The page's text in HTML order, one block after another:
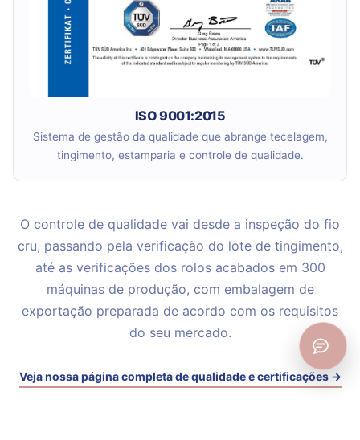
ISO 9001:2015
Sistema de gestão da qualidade que abrange tecelagem,
tingimento, estamparia e controle de qualidade.
O controle de qualidade vai desde a inspeção do fio
cru, passando pela verificação do lote de tingimento,
até as verificações dos rolos acabados em 300
máquinas de produção, com embalagem de
exportação preparada de acordo com os requisitos
do seu mercado.
Veja nossa página completa de qualidade e certificações →